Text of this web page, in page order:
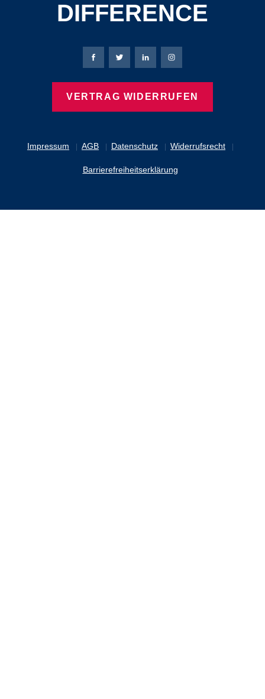
DIFFERENCE
Impressum AGB Datenschutz Widerrufsrecht
Barrierefreiheitserklärung
Bierbaum-Proenen Facebook-Seite
Bierbaum-Proenen Twitter Seite
Bierbaum-Proenen LinkedIn
Bierbaum-Proenen
VERTRAG WIDERRUFEN